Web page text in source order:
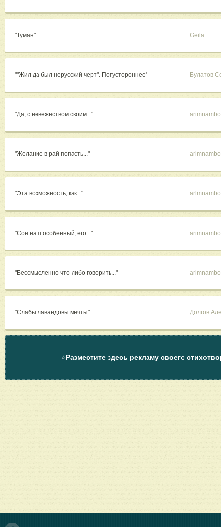
"Туман" Geila
""Жил да был нерусский черт". Потустороннее" Булатов
"Да, с невежеством своим..." arimnambo
"Желание в рай попасть..." arimnambo
"Эта возможность, как..." arimnambo
"Сон наш особенный, его..." arimnambo
"Бессмысленно что-либо говорить..." arimnambo
"Слабы лавандовы мечты" Долгов
⭐Разместите здесь рекламу своего